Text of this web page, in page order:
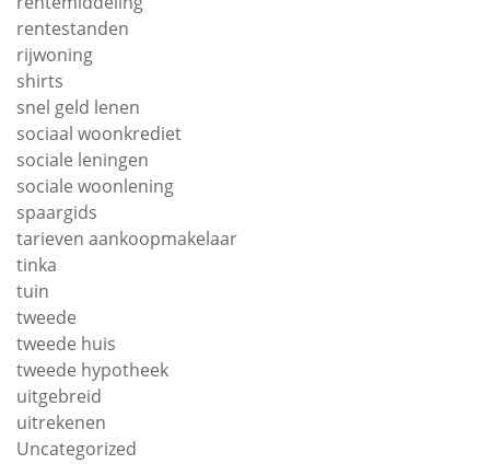
rentestanden
rijwoning
shirts
snel geld lenen
sociaal woonkrediet
sociale leningen
sociale woonlening
spaargids
tarieven aankoopmakelaar
tinka
tuin
tweede
tweede huis
tweede hypotheek
uitgebreid
uitrekenen
Uncategorized